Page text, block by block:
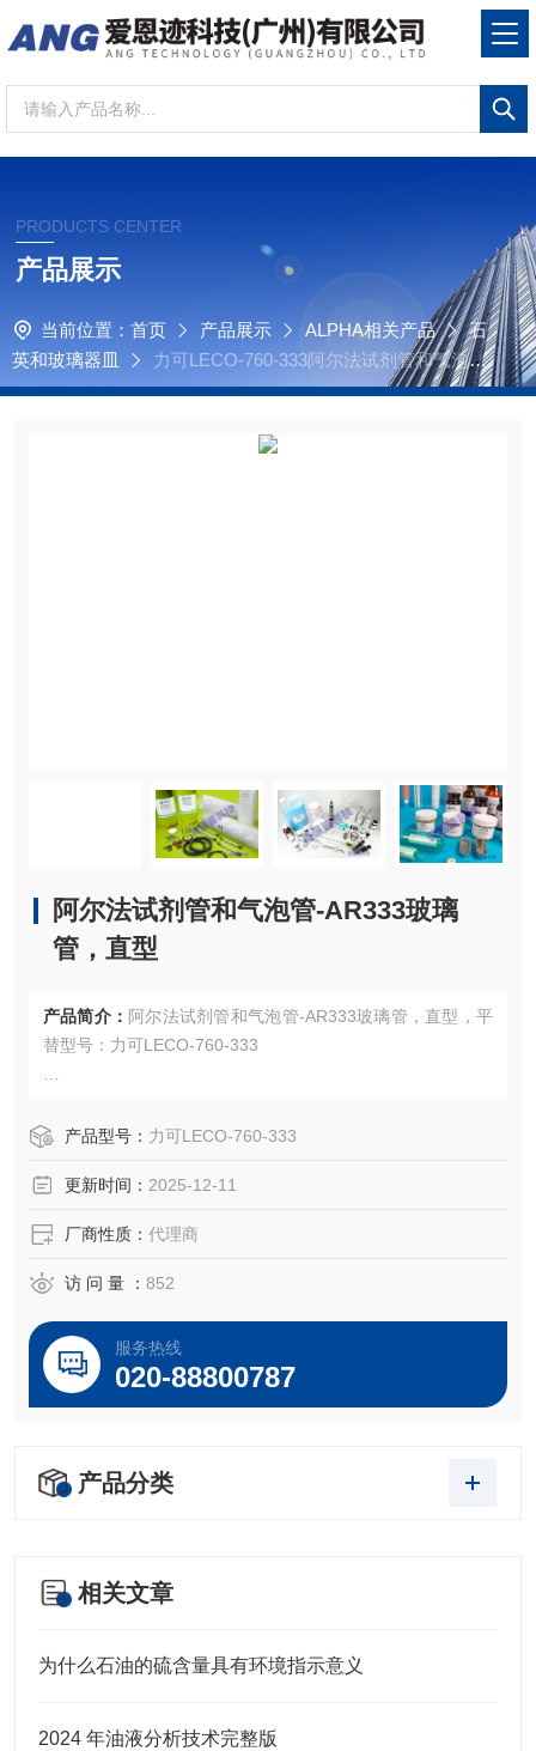
PRODUCTS CENTER
产品展示
当前位置： 首页 产品展示 ALPHA相关产品
石
英和玻璃器皿
力可LECO-760-333阿尔法试剂管和气泡
管-AR333玻璃管，直型
阿尔法试剂管和气泡管-AR333玻璃
管，直型
产品简介： 阿尔法试剂管和气泡管-AR333玻璃管，直型，平
替型号：力可LECO-760-333
AR333玻璃管，8.0“ 或 203 mm
OEM 零件号
产品型号： 力可LECO-760-333
更新时间： 2025-12-11
厂商性质： 代理商
访 问 量 ： 852
服务热线
020-88800787
产品分类
相关文章
为什么石油的硫含量具有环境指示意义
2024 年油液分析技术完整版